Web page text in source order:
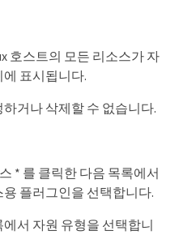
호스트의 모든 리소스가 자
표시됩니다.
거나 삭제할 수 없습니다.
* 를 클릭한 다음 목록에서
용 플러그인을 선택합니다.
서 자원 유형을 선택합니